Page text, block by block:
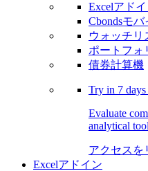
Excelアド
Cbondsモ
ウォッチリ
ポートフォ
債券計算機
Try in 7 days
Evaluate
analytical
アクセスを
Excelアドイン